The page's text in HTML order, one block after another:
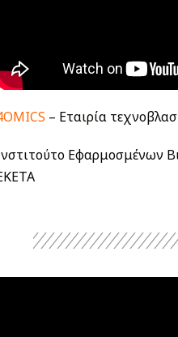
– Εταιρία
Εφαρμοσμένων